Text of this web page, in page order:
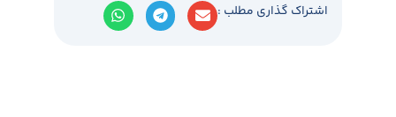
اشتراک گذاری مطلب :